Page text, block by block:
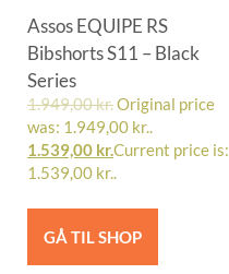
Assos EQUIPE RS
Bibshorts S11 – Black
Series
1.949,00kr.Original price
was: 1.949,00 kr..
1.539,00 kr.Current price is:
1.539,00 kr..
GÅ TIL SHOP